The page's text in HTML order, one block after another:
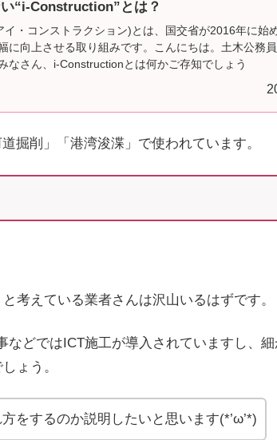
“i-Construction”とは？
イ・コンストラクション)とは、国交省が2016年に始
に向上させる取り組みです。こんにちは。土木公務
なさん、i-Constructionとは何かご存知でしょう
掘削」「港湾浚渫」で使われています。
考えている業者さんは沢山いるはずです。
どではICT施工が導入されていますし、
ょう。
をするのか説明したいと思います(*’ω’*)